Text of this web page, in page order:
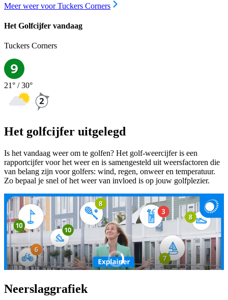
Meer weer voor Tuckers Corners
Het Golfcijfer vandaag
Tuckers Corners
21° /30°
Het golfcijfer uitgelegd
Is het vandaag weer om te golfen? Het golf-weercijfer is een
rapportcijfer voor het weer en is samengesteld uit weersfactoren die
van belang zijn voor golfers: wind, regen, onweer en temperatuur.
Zo bepaal je snel of het weer van invloed is op jouw golfplezier.
Neerslaggrafiek